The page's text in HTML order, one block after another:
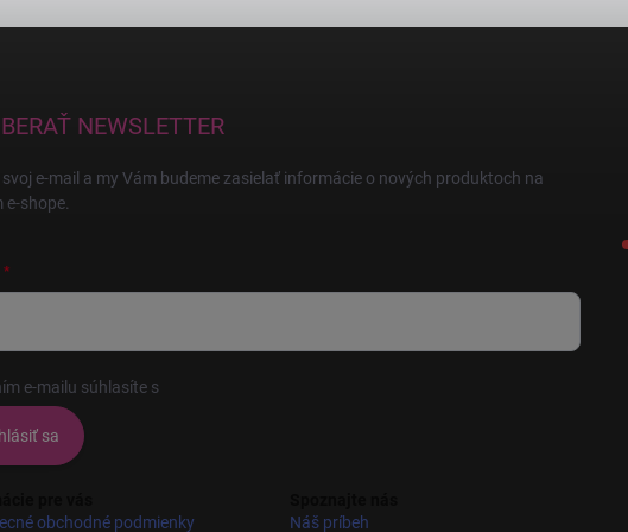
NEWSLETTER
e-mail a my Vám budeme zasielať informácie o nových produktoch na
e-shope.
e-mailu súhlasíte s
sa
obchodné podmienky
Náš príbeh